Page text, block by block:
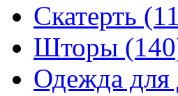
Скатерть
Шторы
Одежда для